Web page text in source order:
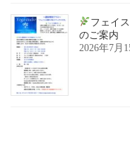
フェイ
のご案内
2026年7月